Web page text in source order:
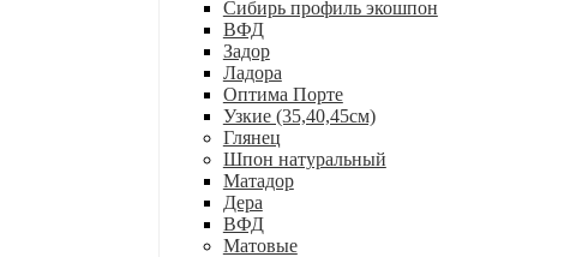
Сибирь профиль экошпон
ВФД
Задор
Ладора
Оптима Порте
Узкие (35,40,45см)
Глянец
Шпон натуральный
Матадор
Дера
ВФД
Матовые